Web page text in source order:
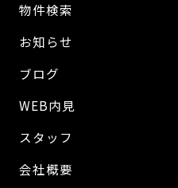
物件検索
お知らせ
ブログ
WEB内見
スタッフ
会社概要